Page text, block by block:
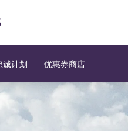
诚计划 优惠券商店